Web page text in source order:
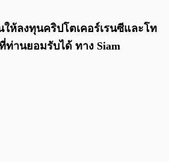
0:00/ 0:00
ห้ลงทุนคริปโตเคอร์เรนซีและโท
านยอมรับได้ ทาง Siam